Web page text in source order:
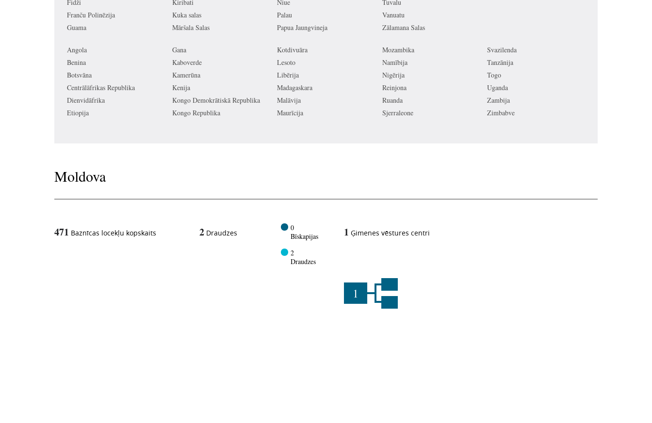
Fidži
Franču Polinēzija
Guama
Kiribati
Kuka salas
Māršala Salas
Niue
Palau
Papua Jaungvineja
Tuvalu
Vanuatu
Zālamana Salas
Angola
Benina
Botsvāna
Centrālāfrikas Republika
Dienvidāfrika
Etiopija
Gana
Kaboverde
Kamerūna
Kenija
Kongo Demokrātiskā Republika
Kongo Republika
Kotdivuāra
Lesoto
Libērija
Madagaskara
Malāvija
Maurīcija
Mozambika
Namībija
Nigērija
Reinjona
Ruanda
Sjerraleone
Svazilenda
Tanzānija
Togo
Uganda
Zambija
Zimbabve
Moldova
471 Baznīcas locekļu kopskaits 2 Draudzes
0
Bīskapijas
2
Draudzes
1 Ģimenes vēstures centri
1